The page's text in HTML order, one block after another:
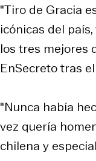
"Tiro de Gracia
icónicas del
los tres mejores
EnSecreto tras
"Nunca había
vez quería
chilena y